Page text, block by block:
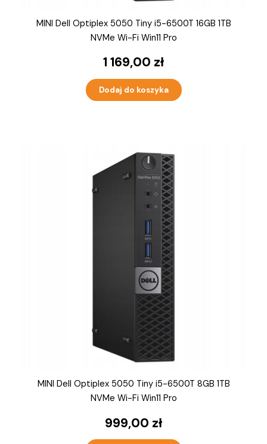
MINI Dell Optiplex 5050 Tiny i5-6500T 16GB 1TB
NVMe Wi-Fi Win11 Pro
1 169,00 zł
Dodaj do koszyka
MINI Dell Optiplex 5050 Tiny i5-6500T 8GB 1TB
NVMe Wi-Fi Win11 Pro
999,00 zł